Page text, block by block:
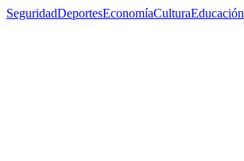
SeguridadDeportesEconomíaCulturaEducación